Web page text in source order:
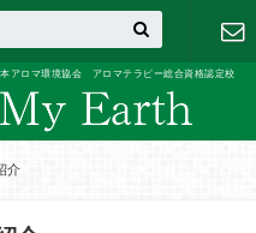
アロマ環境協会 アロマテラピー総合資格認定校
介